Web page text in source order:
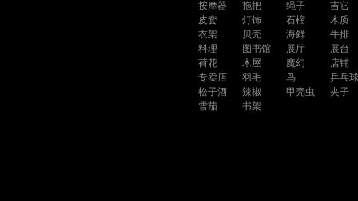
按摩器
拖把 绳子
吉它
皮套
灯饰 石榴
木质
衣架
贝壳 海鲜
牛排
料理
图书馆 展厅
展台
荷花
木屋 魔幻
店铺
专卖店
羽毛 鸟
乒乓球
松子酒
辣椒 甲壳虫
夹子
雪茄
书架